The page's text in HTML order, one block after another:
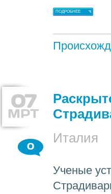
ПОДРОБНЕЕ
07
МРТ
Италия
0
Ученые